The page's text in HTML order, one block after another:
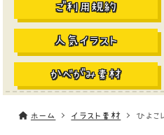
ご利用規約
人気イラスト
かべがみ素材
ホーム イラスト素材 ひよこ